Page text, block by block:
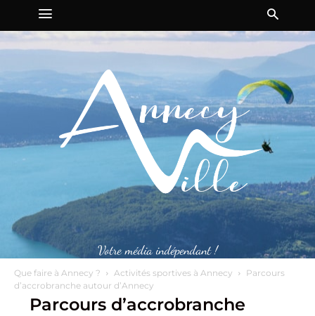
Votre média indépendant !
Que faire à Annecy ? Activités sportives à Annecy
Parcours
d’accrobranche autour d’Annecy
Parcours d’accrobranche